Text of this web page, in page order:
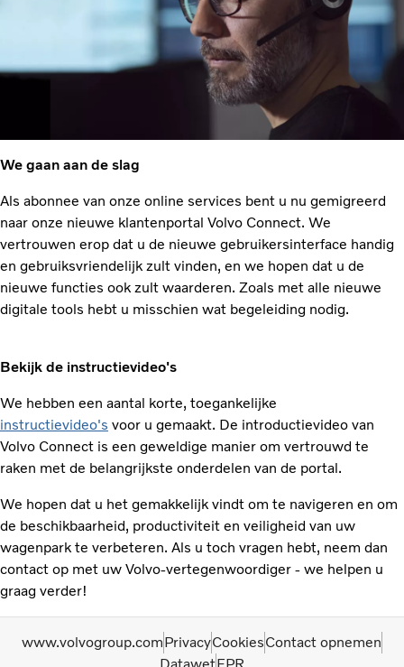
We gaan aan de slag
Als abonnee van onze online services bent u nu gemigreerd
naar onze nieuwe klantenportal Volvo Connect. We
vertrouwen erop dat u de nieuwe gebruikersinterface handig
en gebruiksvriendelijk zult vinden, en we hopen dat u de
nieuwe functies ook zult waarderen. Zoals met alle nieuwe
digitale tools hebt u misschien wat begeleiding nodig.
Bekijk de instructievideo's
We hebben een aantal korte, toegankelijke
instructievideo's voor u gemaakt. De introductievideo van
Volvo Connect is een geweldige manier om vertrouwd te
raken met de belangrijkste onderdelen van de portal.
We hopen dat u het gemakkelijk vindt om te navigeren en om
de beschikbaarheid, productiviteit en veiligheid van uw
wagenpark te verbeteren. Als u toch vragen hebt, neem dan
contact op met uw Volvo-vertegenwoordiger - we helpen u
graag verder!
www.volvogroup.comPrivacyCookiesContact opnemen
DatawetEPR